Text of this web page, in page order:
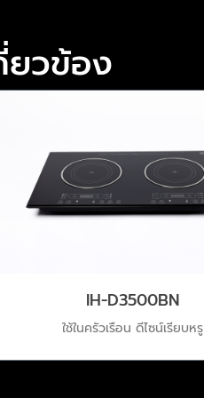
ยวข้อง
IH-D3500BN
ใช้ในครัวเรือน ดีไซน์เรียบหรู